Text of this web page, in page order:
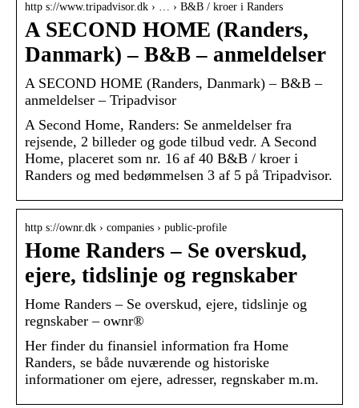
http s://www.tripadvisor.dk › … › B&B / kroer i Randers
A SECOND HOME (Randers,
Danmark) – B&B – anmeldelser
A SECOND HOME (Randers, Danmark) – B&B –
anmeldelser – Tripadvisor
A Second Home, Randers: Se anmeldelser fra
rejsende, 2 billeder og gode tilbud vedr. A Second
Home, placeret som nr. 16 af 40 B&B / kroer i
Randers og med bedømmelsen 3 af 5 på Tripadvisor.
http s://ownr.dk › companies › public-profile
Home Randers – Se overskud,
ejere, tidslinje og regnskaber
Home Randers – Se overskud, ejere, tidslinje og
regnskaber – ownr®
Her finder du finansiel information fra Home
Randers, se både nuværende og historiske
informationer om ejere, adresser, regnskaber m.m.